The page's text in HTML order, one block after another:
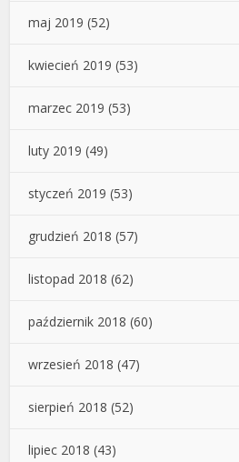
maj 2019 (52)
kwiecień 2019 (53)
marzec 2019 (53)
luty 2019 (49)
styczeń 2019 (53)
grudzień 2018 (57)
listopad 2018 (62)
październik 2018 (60)
wrzesień 2018 (47)
sierpień 2018 (52)
lipiec 2018 (43)